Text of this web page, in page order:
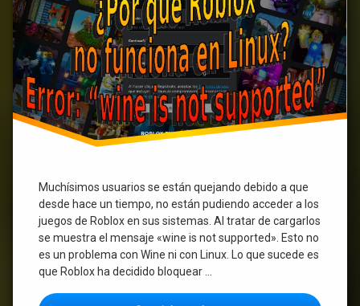
Muchísimos usuarios se están quejando debido a que
desde hace un tiempo, no están pudiendo acceder a los
juegos de Roblox en sus sistemas. Al tratar de cargarlos
se muestra el mensaje «wine is not supported». Esto no
es un problema con Wine ni con Linux. Lo que sucede es
que Roblox ha decidido bloquear …